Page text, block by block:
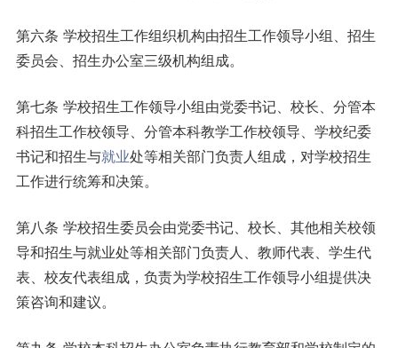
第六条 学校招生工作组织机构由招生工作领导小组、招生
委员会、招生办公室三级机构组成。
第七条 学校招生工作领导小组由党委书记、校长、分管本
科招生工作校领导、分管本科教学工作校领导、学校纪委
书记和招生与就业处等相关部门负责人组成，对学校招生
工作进行统筹和决策。
第八条 学校招生委员会由党委书记、校长、其他相关校领
导和招生与就业处等相关部门负责人、教师代表、学生代
表、校友代表组成，负责为学校招生工作领导小组提供决
策咨询和建议。